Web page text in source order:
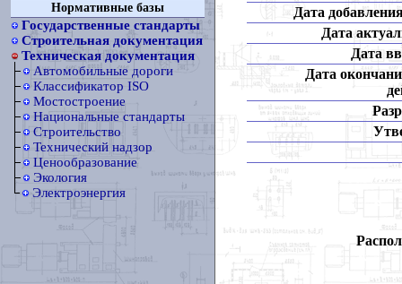
Нормативные базы
Государственные стандарты
Строительная документация
Техническая документация
Автомобильные дороги
Классификатор ISO
Мостостроение
Национальные стандарты
Строительство
Технический надзор
Ценообразование
Экология
Электроэнергия
Дата
Дата
Дата
Дата